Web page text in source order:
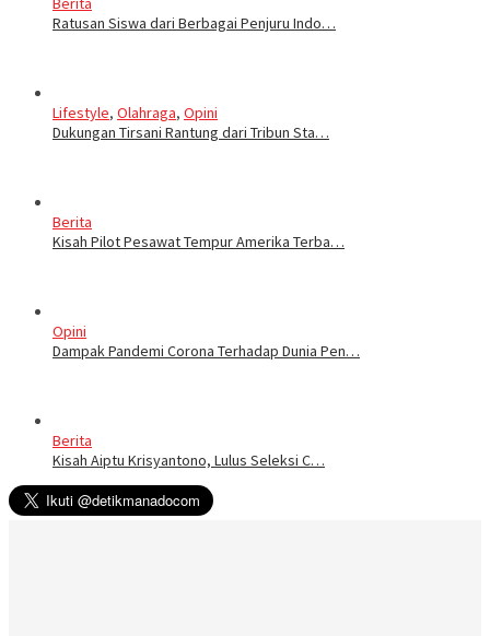
Ratusan Siswa dari Berbagai Penjuru Indo…
Lifestyle, Olahraga, Opini
Dukungan Tirsani Rantung dari Tribun Sta…
Berita
Kisah Pilot Pesawat Tempur Amerika Terba…
Opini
Dampak Pandemi Corona Terhadap Dunia Pen…
Berita
Kisah Aiptu Krisyantono, Lulus Seleksi C…